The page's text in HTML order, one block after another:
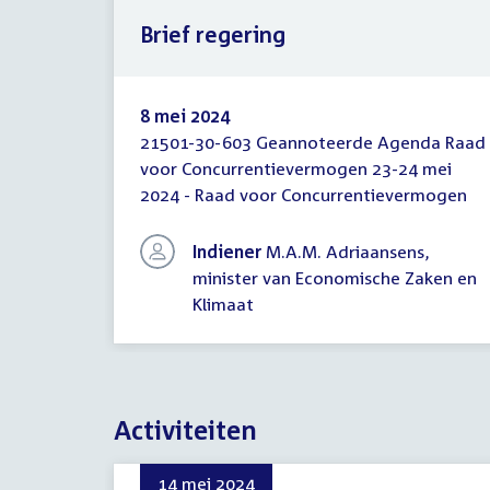
Brief
regering
8 mei 2024
21501-30-603 Geannoteerde Agenda Raad
voor Concurrentievermogen 23-24 mei
2024 - Raad voor Concurrentievermogen
Indiener M.A.M. Adriaansens,
minister van Economische Zaken en
Klimaat
Brief regering
Activiteiten
14 mei 2024